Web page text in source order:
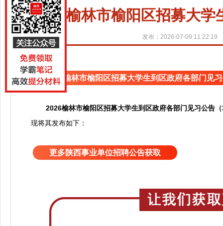
2026榆林市榆阳区招募大学
发布：2026-07-09 11:22:19
2026榆林市榆阳区招募大学生到区政府各部门见
2026榆林市榆阳区招募大学生到区政府各部门见习公告
现将其发布如下：
更多陕西事业单位招聘公告获取